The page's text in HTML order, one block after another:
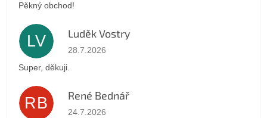
Pěkný obchod!
LV Luděk Vostry
Az áruház értékelése 5-ből 5 csillag.
28.7.2026
Super, děkuji.
RB René Bednář
Az áruház értékelése 5-ből 5 csillag.
24.7.2026